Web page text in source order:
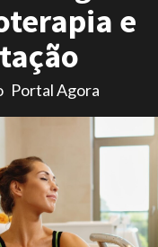
e
Portal Agora